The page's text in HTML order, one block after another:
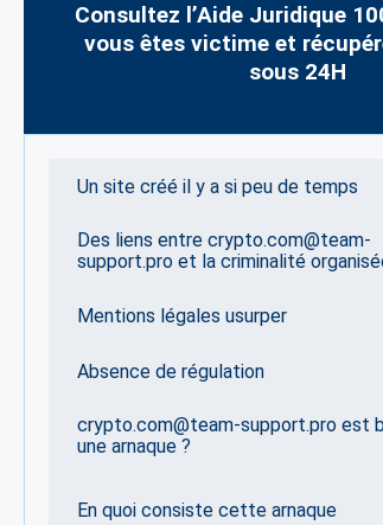
Consultez l’Aide Juridique
vous êtes victime et
sous 24H
Un site créé il y a si peu de temps
Des liens entre crypto.com@team-
support.pro et la criminalité
Mentions légales usurper
Absence de régulation
crypto.com@team-support.pro est
une arnaque ?
En quoi consiste cette arnaque